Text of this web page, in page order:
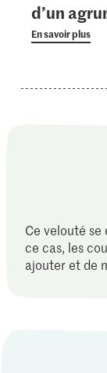
d’un
En savoir plus
Ce velouté se
ce cas, les
ajouter et de